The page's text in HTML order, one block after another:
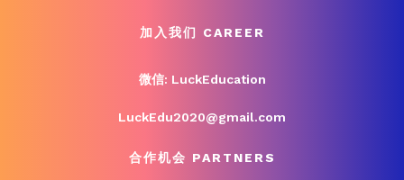
加入我们 CAREER
微信: LuckEducation
LuckEdu2020@gmail.com
合作机会 PARTNERS